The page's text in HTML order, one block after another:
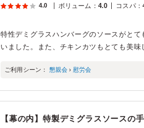
4.0 ボリューム ： 4.0 コスパ：
特性デミグラスハンバーグのソースがと
いました。また、チキンカツもとても美味
ご利用シーン： 懇親会 › 慰労会
【幕の内】特製デミグラスソースの